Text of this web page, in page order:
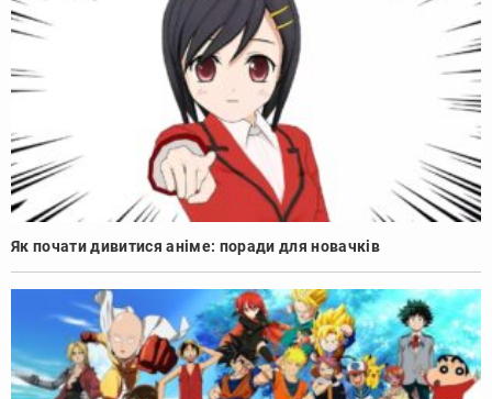
Як почати дивитися аніме: поради для новачків